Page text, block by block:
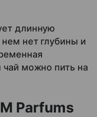
длинную
нет глубины и
чай можно пить на
Parfums